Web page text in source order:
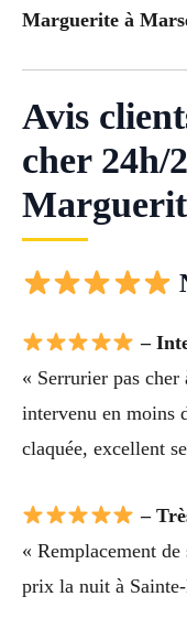
Marguerite à
Avis
cher 24h/
–
« Serrurier pas
intervenu en moins
claquée, excellent
–
« Remplacement
prix la nuit à